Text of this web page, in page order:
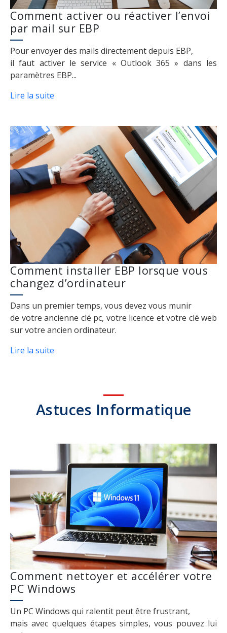
Comment activer ou réactiver l’envoi
par mail sur EBP
Pour envoyer des mails directement depuis EBP,
il faut activer le service « Outlook 365 » dans les
paramètres EBP...
Lire la suite
Comment installer EBP lorsque vous
changez d’ordinateur
Dans un premier temps, vous devez vous munir
de votre ancienne clé pc, votre licence et votre clé web
sur votre ancien ordinateur.
Lire la suite
Astuces Informatique
Comment nettoyer et accélérer votre
PC Windows
Un PC Windows qui ralentit peut être frustrant,
mais avec quelques étapes simples, vous pouvez lui